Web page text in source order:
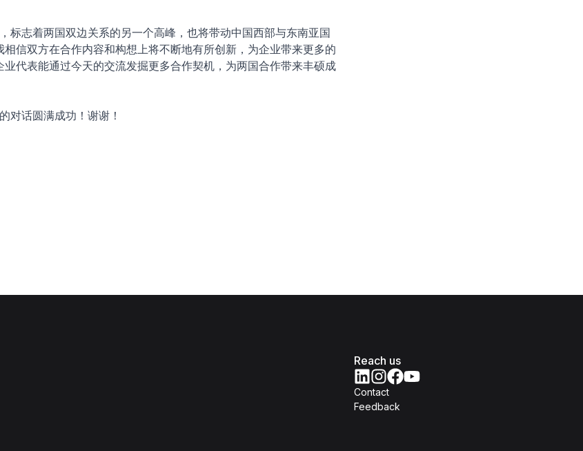
志着两国双边关系的另一个高峰，也将带动中国西部与东南亚国
信双方在合作内容和构想上将不断地有所创新，为企业带来更多的
代表能通过今天的交流发掘更多合作契机，为两国合作带来丰硕成
话圆满成功！谢谢！
Reach us
Contact
Feedback